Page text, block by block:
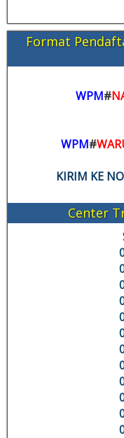
Format
WPM#
WPM#
KIRIM KE
Center